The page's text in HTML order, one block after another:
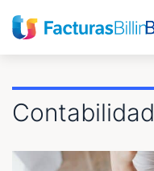
Contabilidad